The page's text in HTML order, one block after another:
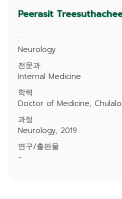
Peerasit
:
Neurology
전문과
Internal Medicine
학력
Doctor of Medicine,
과정
Neurology, 2019
연구/출판물
-